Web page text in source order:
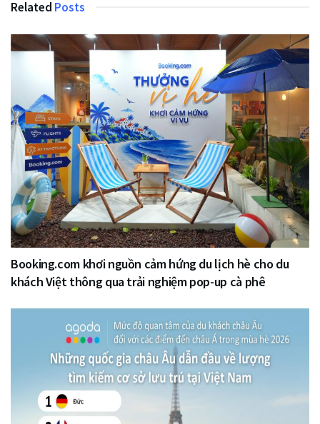
Related Posts
Booking.com khơi nguồn cảm hứng du lịch hè cho du
khách Việt thông qua trải nghiệm pop-up cà phê